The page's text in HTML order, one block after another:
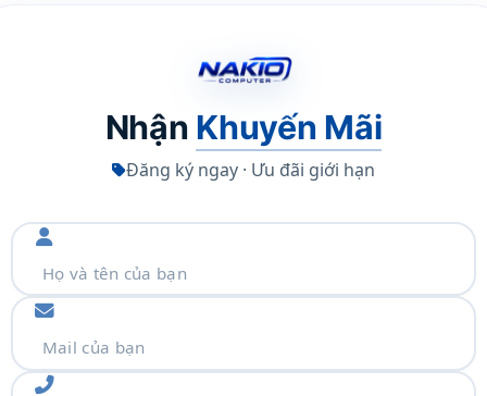
Nhận Khuyến Mãi
Đăng ký ngay · Ưu đãi giới hạn
offering